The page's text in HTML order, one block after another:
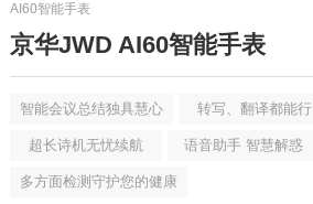
AI60智能手表
京华JWD AI60智能手表
智能会议总结独具慧心 转写、翻译都能行
超长诗机无忧续航 语音助手 智慧解惑
多方面检测守护您的健康